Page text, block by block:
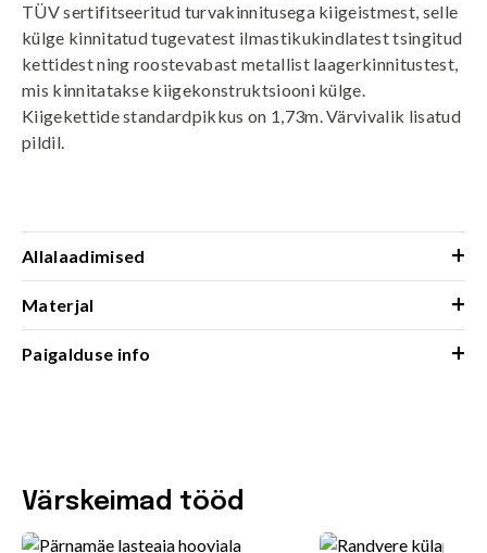
TÜV sertifitseeritud turvakinnitusega kiigeistmest, selle
külge kinnitatud tugevatest ilmastikukindlatest tsingitud
kettidest ning roostevabast metallist laagerkinnitustest,
mis kinnitatakse kiigekonstruktsiooni külge.
Kiigekettide standardpikkus on 1,73m. Värvivalik lisatud
pildil.
Allalaadimised +
Materjal +
Paigalduse info +
Värskeimad tööd